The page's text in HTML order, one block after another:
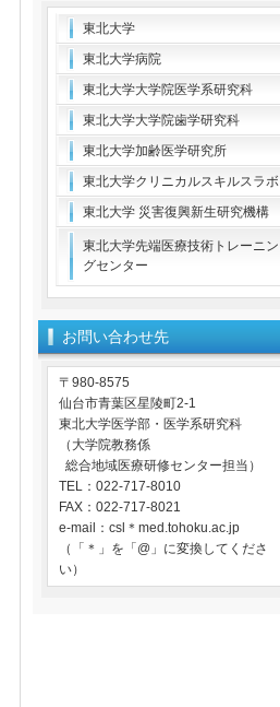
東北大学
東北大学病院
東北大学大学院医学系研究科
東北大学大学院歯学研究科
東北大学加齢医学研究所
東北大学クリニカルスキルスラボ
東北大学 災害復興新生研究機構
東北大学先端医療技術トレーニン
グセンター
お問い合わせ先
〒980-8575
仙台市青葉区星陵町2-1
東北大学医学部・医学系研究科
（大学院教務係
総合地域医療研修センター担当）
TEL：022-717-8010
FAX：022-717-8021
e-mail：csl＊med.tohoku.ac.jp
（「＊」を「@」に変換してくださ
い）